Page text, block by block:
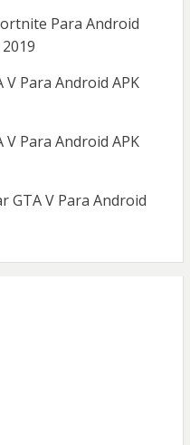
Para Android
V Para Android APK
V Para Android APK
GTA V Para Android